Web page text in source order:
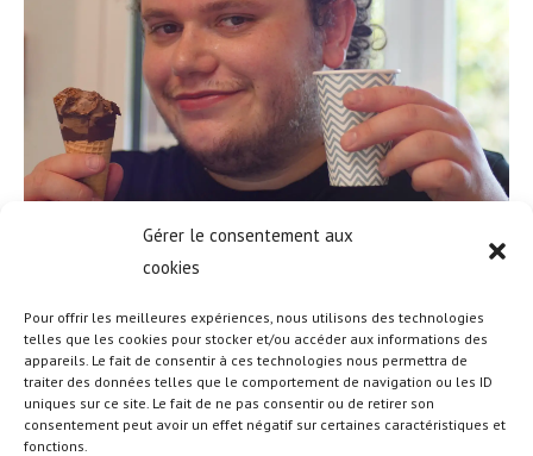
Gérer le consentement aux
cookies
Pour offrir les meilleures expériences, nous utilisons des technologies
telles que les cookies pour stocker et/ou accéder aux informations des
appareils. Le fait de consentir à ces technologies nous permettra de
traiter des données telles que le comportement de navigation ou les ID
uniques sur ce site. Le fait de ne pas consentir ou de retirer son
consentement peut avoir un effet négatif sur certaines caractéristiques et
fonctions.
© COPYRIGHT - OCEANWP THEME BY NICK